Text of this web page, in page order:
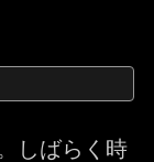
しばらく時